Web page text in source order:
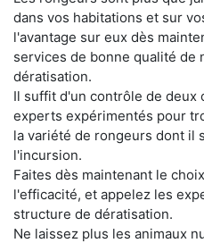
dans vos habitations et sur
l'avantage sur eux dès
services de bonne qualité
dératisation.
Il suffit d'un contrôle de deux
experts expérimentés pour
la variété de rongeurs dont il
l'incursion.
Faites dès maintenant le
l'efficacité, et appelez les
structure de dératisation.
Ne laissez plus les animaux